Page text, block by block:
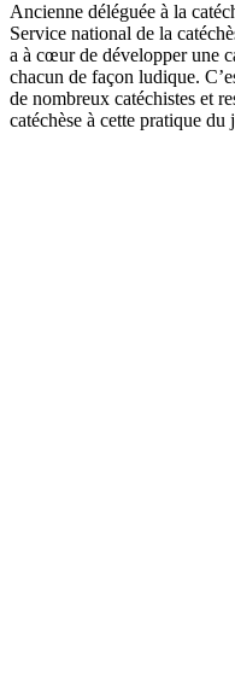
Ancienne déléguée à la
Service national de la
a à cœur de développer une
chacun de façon ludique.
de nombreux catéchistes et
catéchèse à cette pratique du